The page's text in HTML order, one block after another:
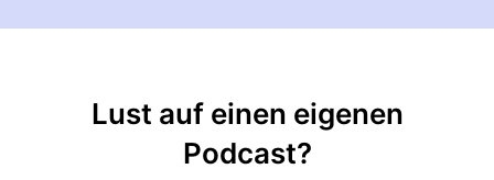
Lust auf einen eigenen
Podcast?